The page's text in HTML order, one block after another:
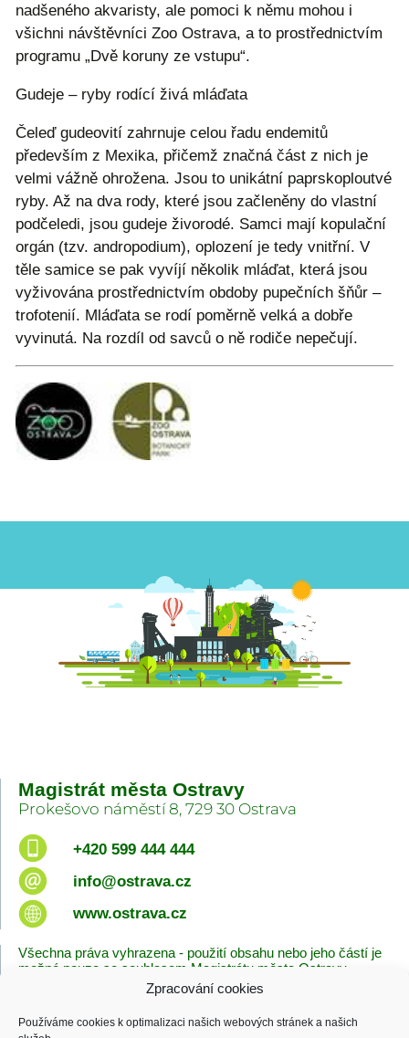
Zpracování cookies
Používáme cookies k optimalizaci našich webových stránek a našich
nadšeného akvaristy, ale pomoci k němu mohou i
všichni návštěvníci Zoo Ostrava, a to prostřednictvím
programu „Dvě koruny ze vstupu“.
Gudeje – ryby rodící živá mláďata
Čeleď gudeovití zahrnuje celou řadu endemitů
především z Mexika, přičemž značná část z nich je
velmi vážně ohrožena. Jsou to unikátní paprskoploutvé
ryby. Až na dva rody, které jsou začleněny do vlastní
podčeledi, jsou gudeje živorodé. Samci mají kopulační
orgán (tzv. andropodium), oplození je tedy vnitřní. V
těle samice se pak vyvíjí několik mláďat, která jsou
vyživována prostřednictvím obdoby pupečních šňůr –
trofotenií. Mláďata se rodí poměrně velká a dobře
vyvinutá. Na rozdíl od savců o ně rodiče nepečují.
Magistrát města Ostravy
Prokešovo náměstí 8, 729 30 Ostrava
+420 599 444 444
info@ostrava.cz
www.ostrava.cz
Všechna práva vyhrazena - použití obsahu nebo jeho částí je
možné pouze se souhlasem Magistrátu města Ostravy.
Zásady cookies